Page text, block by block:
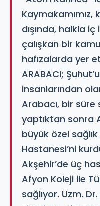
dışında, halkla
çalışkan bir
hafızalarda yer
ARABACI;
insanlarından
Arabacı, bir
yaptıktan sonra
büyük özel
Hastanesi’ni
Akşehir’de üç
Afyon Koleji ile
sağlıyor. Uzm.